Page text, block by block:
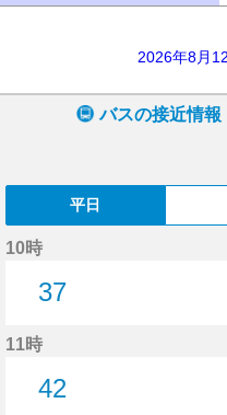
2026年8月
バスの接近情報
平日
10時
37
11時
42